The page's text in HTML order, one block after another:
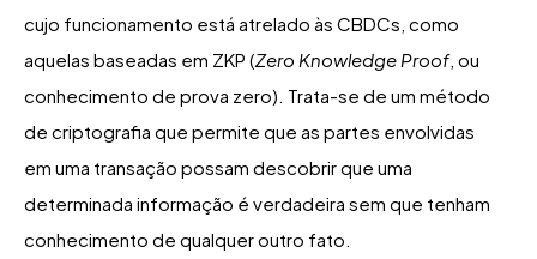
cujo funcionamento está atrelado às CBDCs, como
aquelas baseadas em ZKP (Zero Knowledge Proof, ou
conhecimento de prova zero). Trata-se de um método
de criptografia que permite que as partes envolvidas
em uma transação possam descobrir que uma
determinada informação é verdadeira sem que tenham
conhecimento de qualquer outro fato.